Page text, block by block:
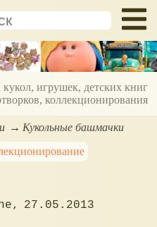
игрушек, детских книг
коллекционирования
Кукольные башмачки
27.05.2013